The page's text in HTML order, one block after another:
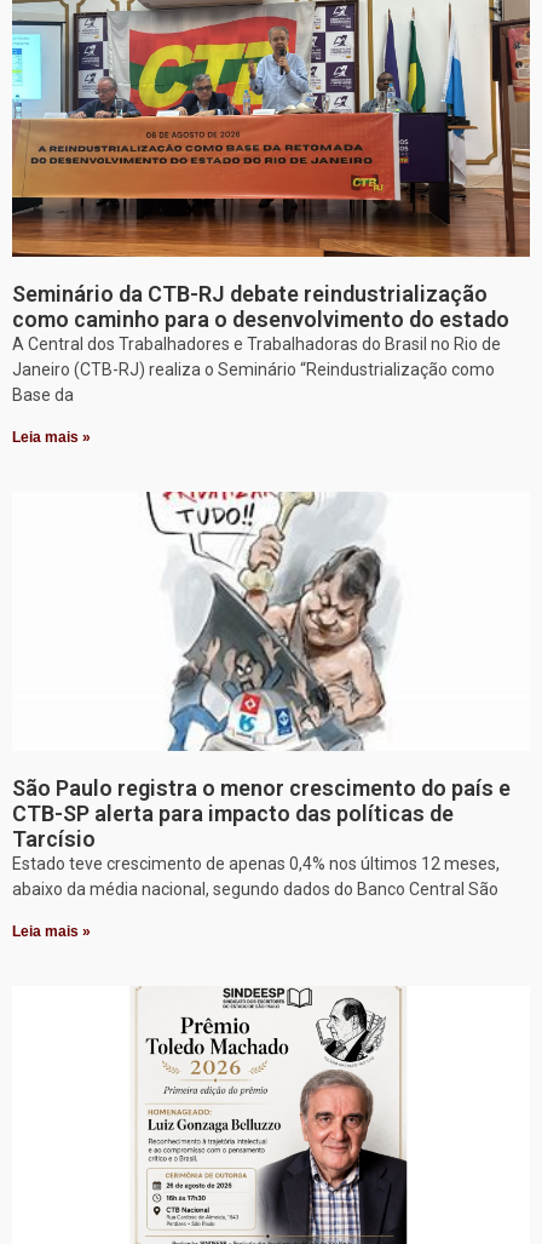
Seminário da CTB-RJ debate reindustrialização
como caminho para o desenvolvimento do estado
A Central dos Trabalhadores e Trabalhadoras do Brasil no Rio de
Janeiro (CTB-RJ) realiza o Seminário “Reindustrialização como
Base da
Leia mais »
São Paulo registra o menor crescimento do país e
CTB-SP alerta para impacto das políticas de
Tarcísio
Estado teve crescimento de apenas 0,4% nos últimos 12 meses,
abaixo da média nacional, segundo dados do Banco Central São
Leia mais »